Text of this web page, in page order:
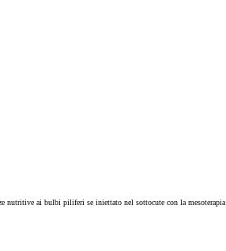
nutritive ai bulbi piliferi se iniettato nel sottocute con la mesoterapia